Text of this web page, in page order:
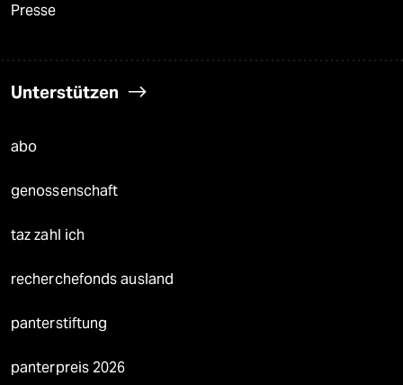
Presse
Unterstützen
abo
genossenschaft
taz zahl ich
recherchefonds ausland
panterstiftung
panterpreis 2026